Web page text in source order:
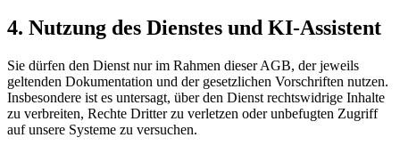
4. Nutzung des Dienstes und KI-Assistent
Sie dürfen den Dienst nur im Rahmen dieser AGB, der jeweils
geltenden Dokumentation und der gesetzlichen Vorschriften nutzen.
Insbesondere ist es untersagt, über den Dienst rechtswidrige Inhalte
zu verbreiten, Rechte Dritter zu verletzen oder unbefugten Zugriff
auf unsere Systeme zu versuchen.